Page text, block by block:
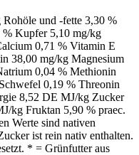
und -fette 3,30 %
% Kupfer 5,10 mg/kg
0,71 % Vitamin E
38,00 mg/kg Magnesium
0,04 % Methionin
0,19 % Threonin
8,52 DE MJ/kg Zucker
kg Fruktan 5,90 % praec.
Werte sind nativen
ist rein nativ enthalten.
* = Grünfutter aus